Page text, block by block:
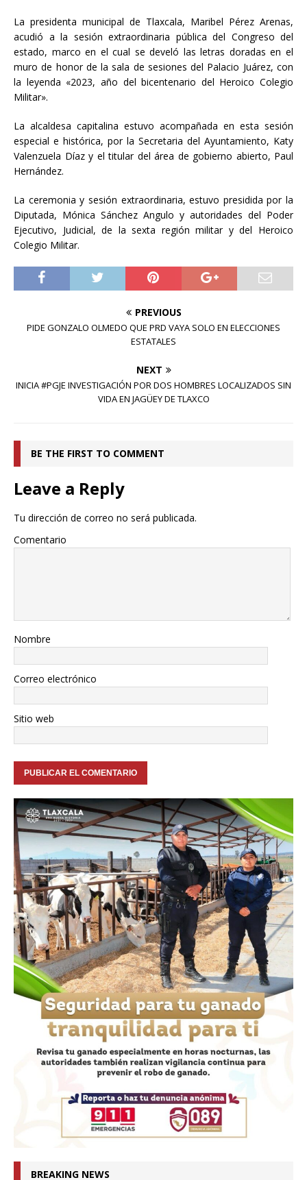
La presidenta municipal de Tlaxcala, Maribel Pérez Arenas,
acudió a la sesión extraordinaria pública del Congreso del
estado, marco en el cual se develó las letras doradas en el
muro de honor de la sala de sesiones del Palacio Juárez, con
la leyenda «2023, año del bicentenario del Heroico Colegio
Militar».
La alcaldesa capitalina estuvo acompañada en esta sesión
especial e histórica, por la Secretaria del Ayuntamiento, Katy
Valenzuela Díaz y el titular del área de gobierno abierto, Paul
Hernández.
La ceremonia y sesión extraordinaria, estuvo presidida por la
Diputada, Mónica Sánchez Angulo y autoridades del Poder
Ejecutivo, Judicial, de la sexta región militar y del Heroico
Colegio Militar.
PREVIOUS
PIDE GONZALO OLMEDO QUE PRD VAYA SOLO EN ELECCIONES
ESTATALES
NEXT
INICIA #PGJE INVESTIGACIÓN POR DOS HOMBRES LOCALIZADOS SIN
VIDA EN JAGÜEY DE TLAXCO
BE THE FIRST TO COMMENT
Leave a Reply
Tu dirección de correo no será publicada.
Comentario
Nombre
Correo electrónico
Sitio web
BREAKING NEWS